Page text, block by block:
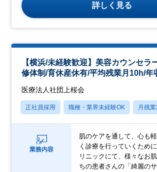
詳しく見る
【横浜/未経験歓迎】美容カウンセ
修体制/育休産休有/平均残業月10h/年
医療法人社団上桜会
正社員採用 職種・業界未経験OK 月残
業務内容
肌のケアを通して、心も
く診療を行っていくため
リニックにて、様々なお
ちの患者さんの「綺麗の